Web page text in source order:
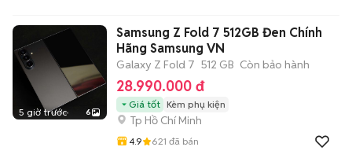
5 giờ trước 6
Samsung Z Fold 7 512GB Đen Chính
Hãng Samsung VN
Galaxy Z Fold 7 512 GB Còn bảo hành
28.990.000 đ
Giá tốt Kèm phụ kiện
Tp Hồ Chí Minh
4.9 621 đã bán